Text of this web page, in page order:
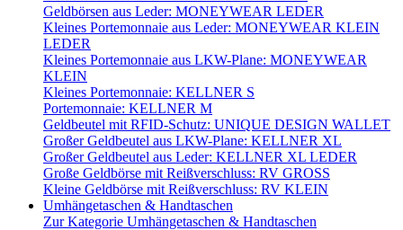
Geldbörsen aus Leder: MONEYWEAR LEDER
Kleines Portemonnaie aus Leder: MONEYWEAR KLEIN
LEDER
Kleines Portemonnaie aus LKW-Plane: MONEYWEAR
KLEIN
Kleines Portemonnaie: KELLNER S
Portemonnaie: KELLNER M
Geldbeutel mit RFID-Schutz: UNIQUE DESIGN WALLET
Großer Geldbeutel aus LKW-Plane: KELLNER XL
Großer Geldbeutel aus Leder: KELLNER XL LEDER
Große Geldbörse mit Reißverschluss: RV GROSS
Kleine Geldbörse mit Reißverschluss: RV KLEIN
Umhängetaschen & Handtaschen
Zur Kategorie Umhängetaschen & Handtaschen